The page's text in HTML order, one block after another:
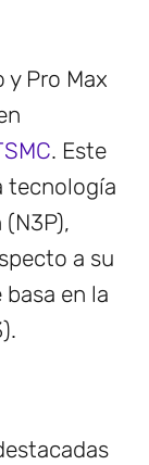
y Pro Max
. Este
tecnología
a su
basa en la